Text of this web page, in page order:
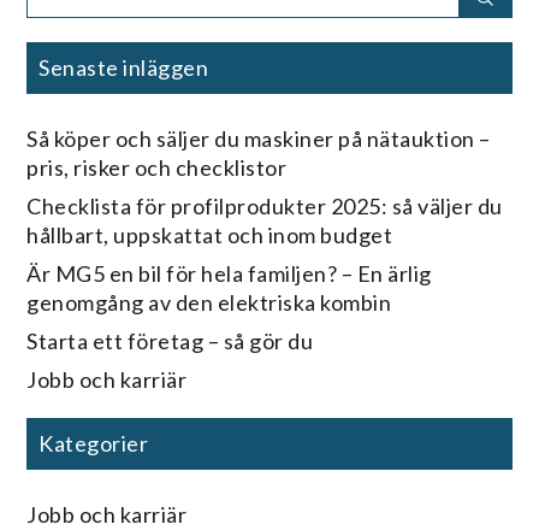
for:
Senaste inläggen
Så köper och säljer du maskiner på nätauktion –
pris, risker och checklistor
Checklista för profilprodukter 2025: så väljer du
hållbart, uppskattat och inom budget
Är MG5 en bil för hela familjen? – En ärlig
genomgång av den elektriska kombin
Starta ett företag – så gör du
Jobb och karriär
Kategorier
Jobb och karriär